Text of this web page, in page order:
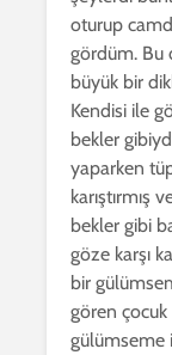
oturup
gördüm. Bu
büyük bir
Kendisi ile
bekler
yaparken
karıştırmış
bekler gibi
göze karşı
bir
gören
gülümseme